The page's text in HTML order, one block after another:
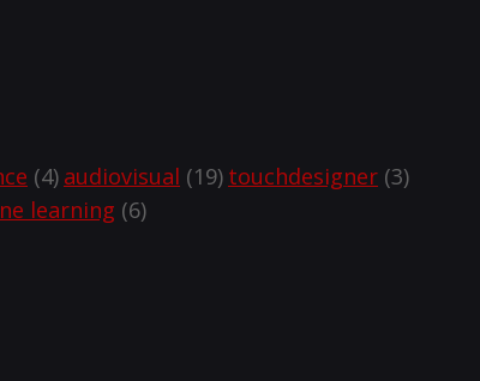
(4) audiovisual (19) touchdesigner (3)
learning (6)